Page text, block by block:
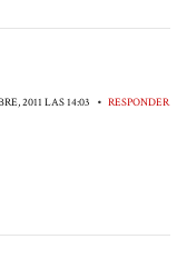
2011 LAS 14:03 • RESPONDER